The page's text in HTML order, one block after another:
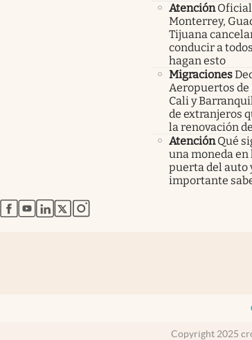
Atención
Monterrey,
Tijuana
conducir a
hagan esto
Migraciones
Aeropuertos de
Cali y
de extranjeros
la renovación
Atención Qué
una moneda en
puerta del auto
importante
abre en nueva pestaña
abre en nueva pestaña
abre en nueva pestaña
abre en nueva pestaña
abre en nueva pestaña
Copyright 2025